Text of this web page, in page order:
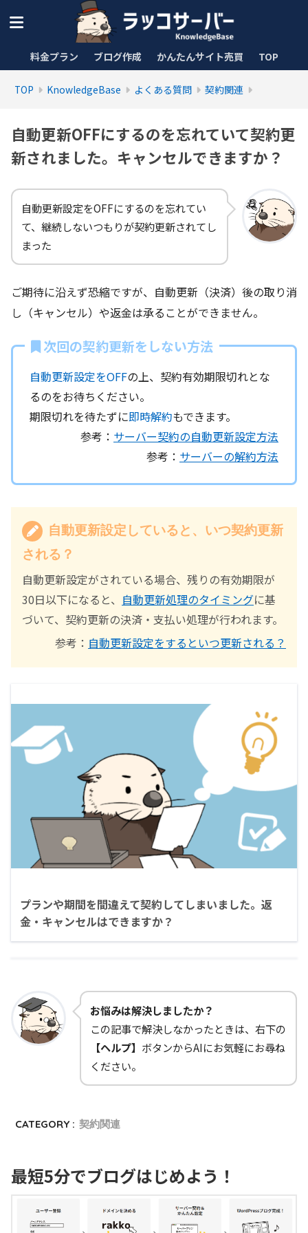
料金プラン ブログ作成 かんたんサイト売買 TOP
TOP KnowledgeBase よくある質問 契約関連
自動更新OFFにするのを忘れていて契約更
新されました。キャンセルできますか？
自動更新設定をOFFにするのを忘れてい
て、継続しないつもりが契約更新されてし
まった
ご期待に沿えず恐縮ですが、自動更新（決済）後の取り消
し（キャンセル）や返金は承ることができません。
次回の契約更新をしない方法
自動更新設定をOFFの上、契約有効期限切れとな
るのをお待ちください。
期限切れを待たずに即時解約もできます。
参考： サーバー契約の自動更新設定方法
参考： サーバーの解約方法
自動更新設定していると、いつ契約更新
される？
自動更新設定がされている場合、残りの有効期限が
30日以下になると、 自動更新処理のタイミングに基
づいて、契約更新の決済・支払い処理が行われます。
参考： 自動更新設定をするといつ更新される？
プランや期間を間違えて契約してしまいました。返
金・キャンセルはできますか？
お悩みは解決しましたか？
この記事で解決しなかったときは、右下の
【ヘルプ】 ボタンからAIにお気軽にお尋ね
ください。
CATEGORY : 契約関連
最短5分でブログはじめよう！